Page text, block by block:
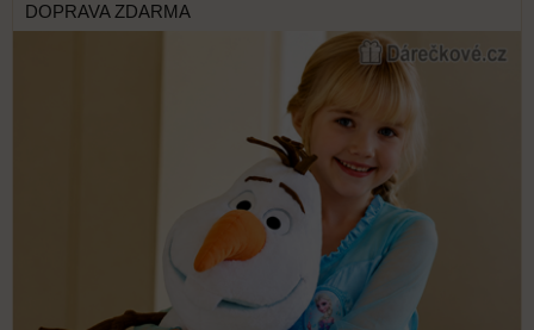
DOPRAVA ZDARMA